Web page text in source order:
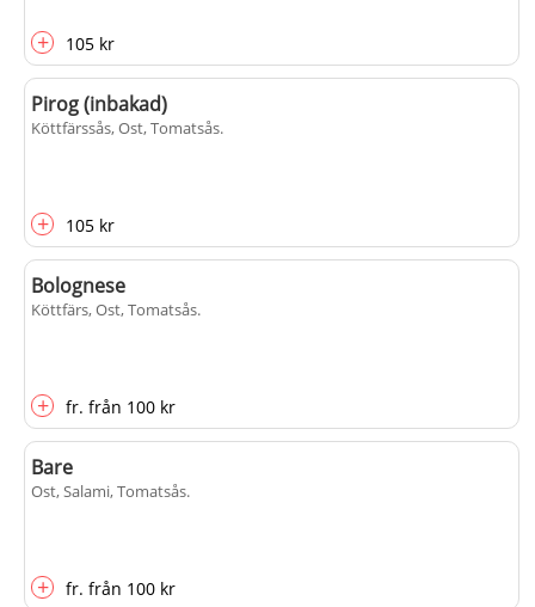
+ 105 kr
Pirog (inbakad)
Köttfärssås, Ost, Tomatsås.
+ 105 kr
Bolognese
Köttfärs, Ost, Tomatsås.
+ fr. från 100 kr
Bare
Ost, Salami, Tomatsås.
+ fr. från 100 kr